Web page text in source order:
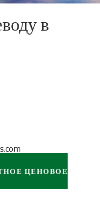
в
ЦЕНОВОЕ